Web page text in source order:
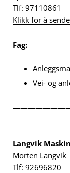
Tlf: 97110861
Klikk for å
Fag:
Vei- og
Langvik
Morten Langvik
Tlf: 92696820